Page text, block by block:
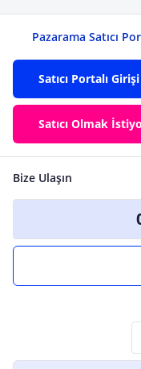
Pazarama Satıcı
Satıcı Portalı Girişi
Satıcı Olmak
Bize Ulaşın